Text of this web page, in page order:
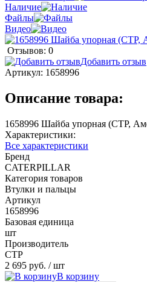
Наличие
Файлы
Видео
Отзывов: 0
Добавить отзыв
Артикул: 1658996
Описание товара:
1658996 Шайба упорная (CTP,
Характеристики:
Все характеристики
Бренд
CATERPILLAR
Категория товаров
Втулки и пальцы
Артикул
1658996
Базовая единица
шт
Производитель
CTP
2 695 руб. / шт
В корзину